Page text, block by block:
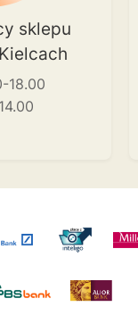
sklepu
18.00